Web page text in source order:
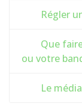
Régler
Que
ou votre
Le